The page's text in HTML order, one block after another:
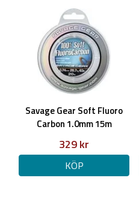
Savage Gear Soft Fluoro
Carbon 1.0mm 15m
329 kr
KÖP